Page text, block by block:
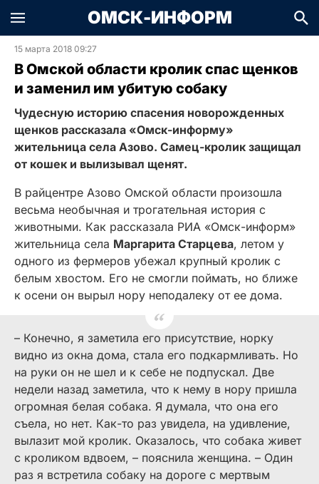
ОМСК-ИНФОРМ
15 марта 2018 09:27
В Омской области кролик спас щенков
и заменил им убитую собаку
Чудесную историю спасения новорожденных
щенков рассказала «Омск-информу»
жительница села Азово. Самец-кролик защищал
от кошек и вылизывал щенят.
В райцентре Азово Омской области произошла
весьма необычная и трогательная история с
животными. Как рассказала РИА «Омск-информ»
жительница села Маргарита Старцева, летом у
одного из фермеров убежал крупный кролик с
белым хвостом. Его не смогли поймать, но ближе
к осени он вырыл нору неподалеку от ее дома.
– Конечно, я заметила его присутствие, норку
видно из окна дома, стала его подкармливать. Но
на руки он не шел и к себе не подпускал. Две
недели назад заметила, что к нему в нору пришла
огромная белая собака. Я думала, что она его
съела, но нет. Как-то раз увидела, на удивление,
вылазит мой кролик. Оказалось, что собака живет
с кроликом вдвоем, – пояснила женщина. – Один
раз я встретила собаку на дороге с мертвым